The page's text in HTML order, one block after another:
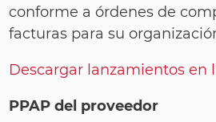
conforme a órdenes de
facturas para su
Descargar lanzamientos en
PPAP del proveedor